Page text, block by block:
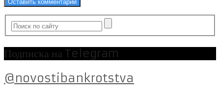
Подписка на Telegram
@novostibankrotstva